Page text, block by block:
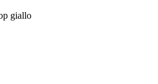
giallo